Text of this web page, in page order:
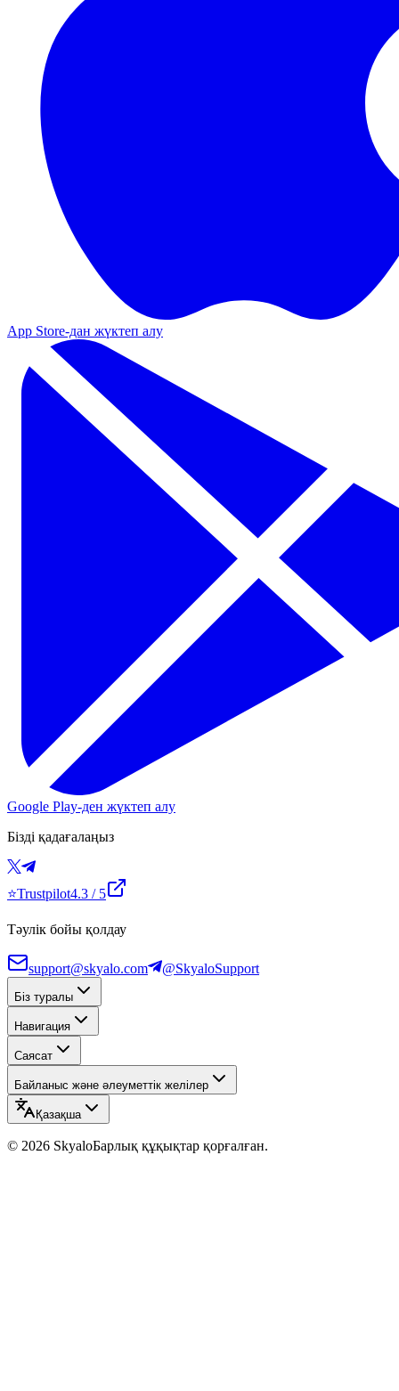
App Store-дан жүктеп алу
Google Play-ден жүктеп алу
Бізді қадағалаңыз
⭐Trustpilot4.3 / 5
Тәулік бойы қолдау
support@skyalo.com @SkyaloSupport
Біз туралы
Навигация
Саясат
Байланыс және әлеуметтік желілер
Қазақша
© 2026 SkyaloБарлық құқықтар қорғалған.